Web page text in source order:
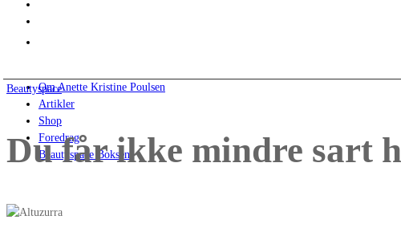
Om Anette Kristine Poulsen
Artikler
Shop
Foredrag
Beautyspace Boksen
Beautyspace
Du får ikke mindre sart